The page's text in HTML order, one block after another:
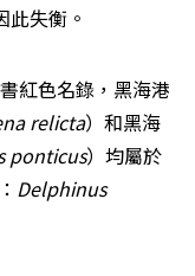
失衡。
紅色名錄，黑海港
relicta）和黑海
ponticus）均屬於
Delphinus